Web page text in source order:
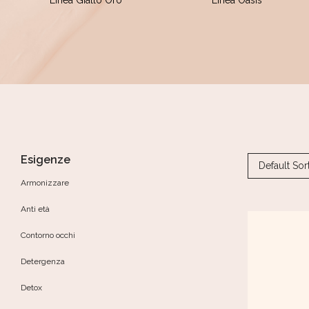
Esigenze
Armonizzare
Anti età
Contorno occhi
Detergenza
Detox
Default